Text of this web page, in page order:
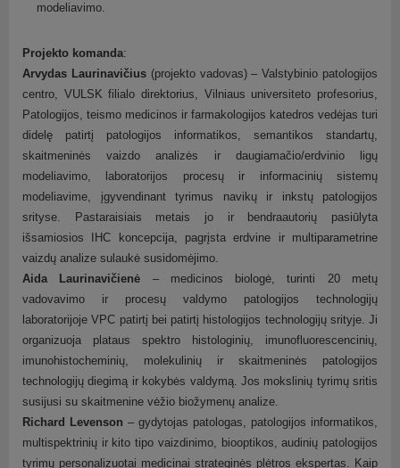
modeliavimo.
Projekto komanda:
Arvydas Laurinavičius(projekto vadovas) – Valstybinio patologijos
centro, VULSK filialo direktorius, Vilniaus universiteto profesorius,
Patologijos, teismo medicinos ir farmakologijos katedros vedėjas turi
didelę patirtį patologijos informatikos, semantikos standartų,
skaitmeninės vaizdo analizės ir daugiamačio/erdvinio ligų
modeliavimo, laboratorijos procesų ir informacinių sistemų
modeliavime, įgyvendinant tyrimus navikų ir inkstų patologijos
srityse. Pastaraisiais metais jo ir bendraautorių pasiūlyta
išsamiosios IHC koncepcija, pagrįsta erdvine ir multiparametrine
vaizdų analize sulaukė susidomėjimo.
Aida Laurinavičienė – medicinos biologė, turinti 20 metų
vadovavimo ir procesų valdymo patologijos technologijų
laboratorijoje VPC patirtį bei patirtį histologijos technologijų srityje. Ji
organizuoja plataus spektro histologinių, imunofluorescencinių,
imunohistocheminių, molekulinių ir skaitmeninės patologijos
technologijų diegimą ir kokybės valdymą. Jos mokslinių tyrimų sritis
susijusi su skaitmenine vėžio biožymenų analize.
Richard Levenson – gydytojas patologas, patologijos informatikos,
multispektrinių ir kito tipo vaizdinimo, biooptikos, audinių patologijos
tyrimų personalizuotai medicinai strateginės plėtros ekspertas. Kaip